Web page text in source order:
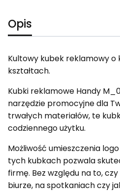
Opis
Kultowy kubek reklamowy o
kształtach.
Kubki reklamowe Handy
narzędzie promocyjne dla
trwałych materiałów, te
codziennego użytku.
Możliwość umieszczenia
tych kubkach pozwala
firmę. Bez względu na to,
biurze, na spotkaniach czy